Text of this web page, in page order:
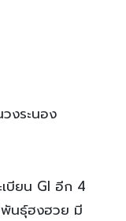
งระนอง
บียน GI อีก 4
นธุ์ฮงฮวย มี